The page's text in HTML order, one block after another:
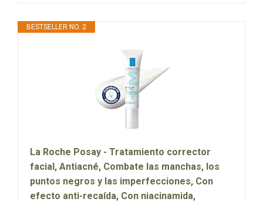
BESTSELLER NO. 2
La Roche Posay - Tratamiento corrector
facial, Antiacné, Combate las manchas, los
puntos negros y las imperfecciones, Con
efecto anti-recaída, Con niacinamida,